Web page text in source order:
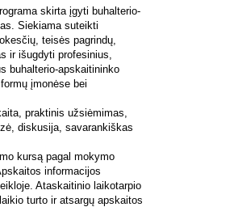
skirta įgyti buhalterio-
Siekiama suteikti
teisės pagrindų,
ir išugdyti profesinius,
buhalterio-apskaitininko
įmonėse bei
praktinis užsiėmimas,
diskusija, savarankiškas
kursą pagal mokymo
informacijos
Ataskaitinio laikotarpio
turto ir atsargų apskaitos